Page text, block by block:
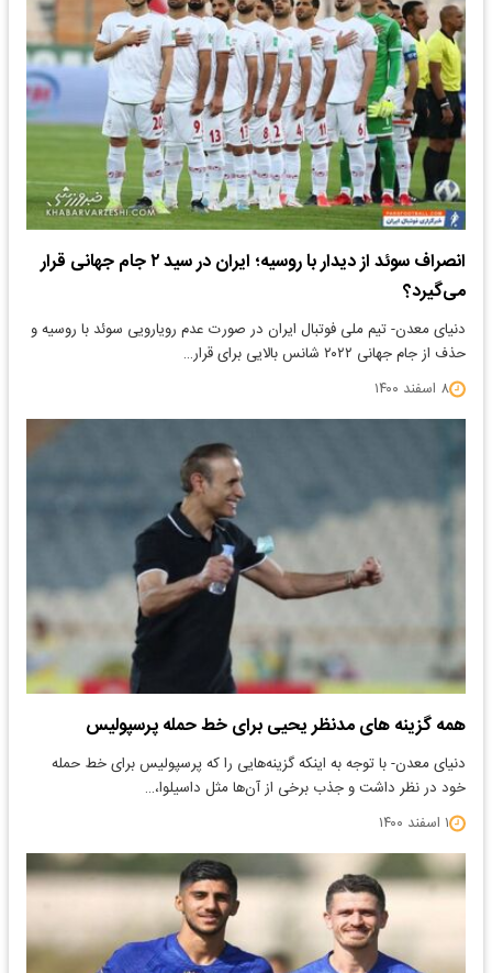
انصراف سوئد از دیدار با روسیه؛ ایران در سید ۲ جام جهانی قرار
می‌گیرد؟
دنیای معدن- تیم ملی فوتبال ایران در صورت عدم رویارویی سوئد با روسیه و
حذف از جام جهانی ۲۰۲۲ شانس بالایی برای قرار…
۸ اسفند ۱۴۰۰
همه گزینه های مدنظر یحیی برای خط حمله پرسپولیس
دنیای معدن- با توجه به اینکه گزینه‌هایی را که پرسپولیس برای خط حمله
خود در نظر داشت و جذب برخی از آن‌ها مثل داسیلوا،…
۱ اسفند ۱۴۰۰